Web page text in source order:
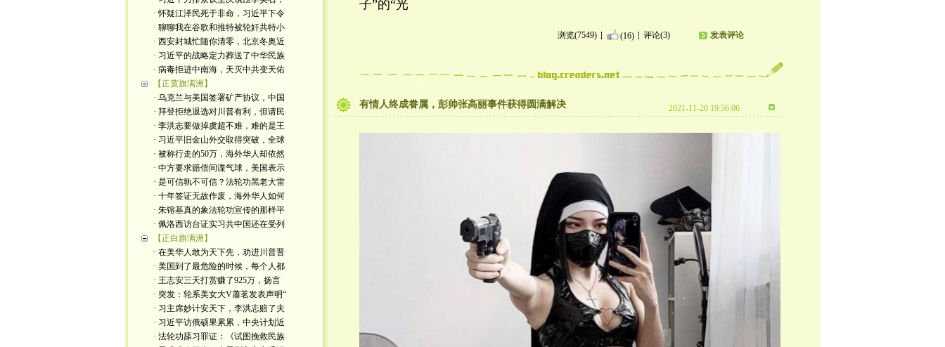
· 怀疑江泽民死于非命，习近平下令
· 聊聊我在谷歌和推特被轮奸共特小
· 西安封城忙随你清零，北京冬奥近
· 习近平的战略定力葬送了中华民族
· 病毒拒进中南海，天灭中共变天佑
【正黄旗满洲】
· 乌克兰与美国签署矿产协议，中国
· 拜登拒绝退选对川普有利，但请民
· 李洪志要做掉虞超不难，难的是王
· 习近平旧金山外交取得突破，全球
· 被称行走的50万，海外华人却依然
· 中方要求赔偿间谍气球，美国表示
· 是可信孰不可信？法轮功黑老大雷
· 十年签证无故作废，海外华人如何
· 朱镕基真的象法轮功宣传的那样平
· 佩洛西访台证实习共中国还在受列
【正白旗满洲】
· 在美华人敢为天下先，劝进川普晋
· 美国到了最危险的时候，每个人都
· 王志安三天打赏赚了925万，扬言
· 突发：轮系美女大V蕭茗发表声明“
· 习主席妙计安天下，李洪志赔了夫
· 习近平访俄硕果累累，中央计划近
· 法轮功舔习罪证：《试图挽救民族
子”的“光
浏览(7549) (16) 评论(3) 发表评论
有情人终成眷属，彭帅张高丽事件获得圆满解决 2021-11-20 19:56:06